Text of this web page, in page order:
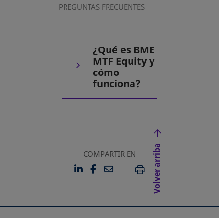
PREGUNTAS FRECUENTES
¿Qué es BME
MTF Equity y
cómo
funciona?
COMPARTIR EN
LINKEDIN
SE ABRE EN UNA PESTAÑA
FACEBOOK
SE ABRE EN UNA
EMAILIMPRIMIR
Volver arriba